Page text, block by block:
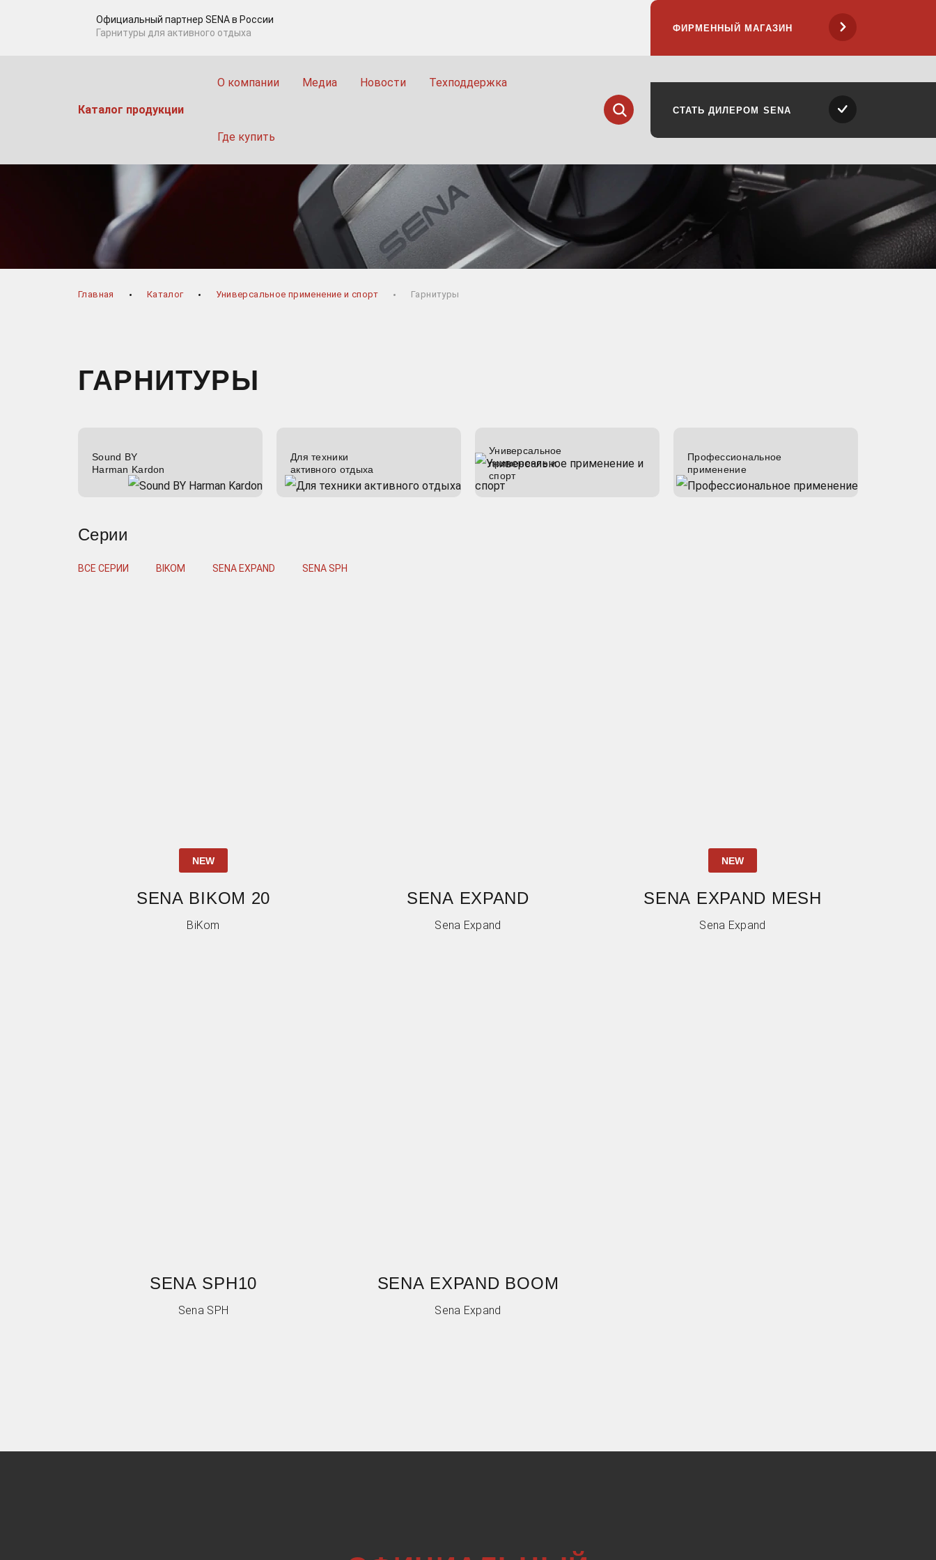
Официальный партнер SENA в Роcсии
Гарнитуры для активного отдыха
ФИРМЕННЫЙ МАГАЗИН
Каталог продукции
О компании Медиа Новости Техподдержка
Где купить
Поиск
Найти СТАТЬ ДИЛЕРОМ SENA
Главная Каталог Универсальное применение и спорт Гарнитуры
ГАРНИТУРЫ
Sound BY
Harman Kardon
Для техники
активного отдыха
Универсальное
применение и
спорт
Профессиональное
применение
Серии
ВСЕ СЕРИИ BIKOM SENA EXPAND SENA SPH
NEW
SENA BIKOM 20
BiKom
SENA EXPAND
Sena Expand
NEW
SENA EXPAND MESH
Sena Expand
SENA SPH10
Sena SPH
SENA EXPAND BOOM
Sena Expand